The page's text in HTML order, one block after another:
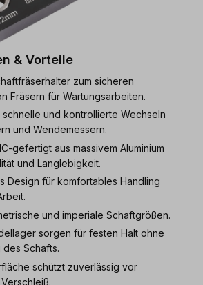
& Vorteile
zum sicheren
Fräsern für Wartungsarbeiten.
schnelle und kontrollierte Wechseln
und Wendemessern.
gefertigt aus massivem Aluminium
und Langlebigkeit.
Design für komfortables Handling
und imperiale Schaftgrößen.
sorgen für festen Halt ohne
Schafts.
schützt zuverlässig vor